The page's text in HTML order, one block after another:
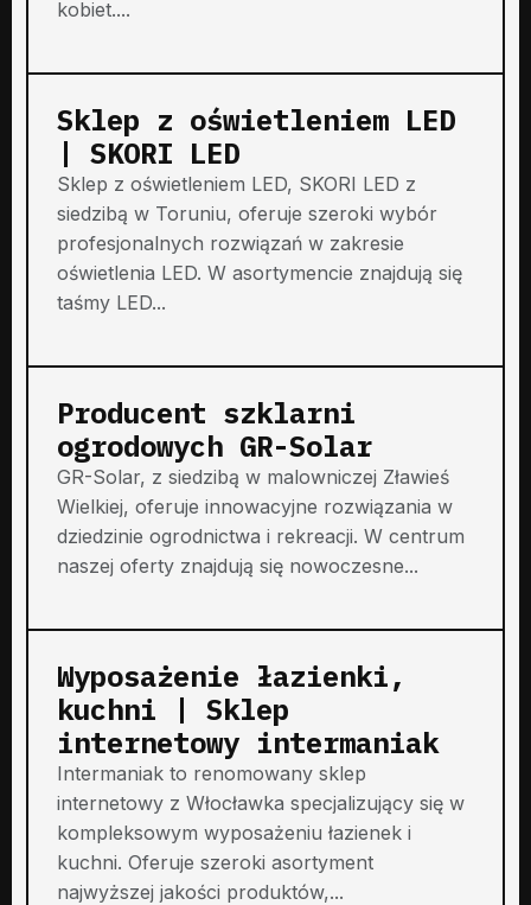
kobiet....
Sklep z oświetleniem LED
| SKORI LED
Sklep z oświetleniem LED, SKORI LED z
siedzibą w Toruniu, oferuje szeroki wybór
profesjonalnych rozwiązań w zakresie
oświetlenia LED. W asortymencie znajdują się
taśmy LED...
Producent szklarni
ogrodowych GR-Solar
GR-Solar, z siedzibą w malowniczej Zławieś
Wielkiej, oferuje innowacyjne rozwiązania w
dziedzinie ogrodnictwa i rekreacji. W centrum
naszej oferty znajdują się nowoczesne...
Wyposażenie łazienki,
kuchni | Sklep
internetowy intermaniak
Intermaniak to renomowany sklep
internetowy z Włocławka specjalizujący się w
kompleksowym wyposażeniu łazienek i
kuchni. Oferuje szeroki asortyment
najwyższej jakości produktów,...